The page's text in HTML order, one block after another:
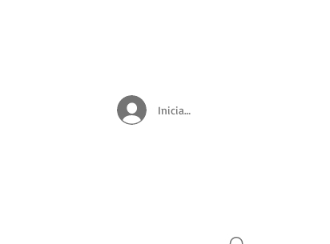
Iniciar sesión